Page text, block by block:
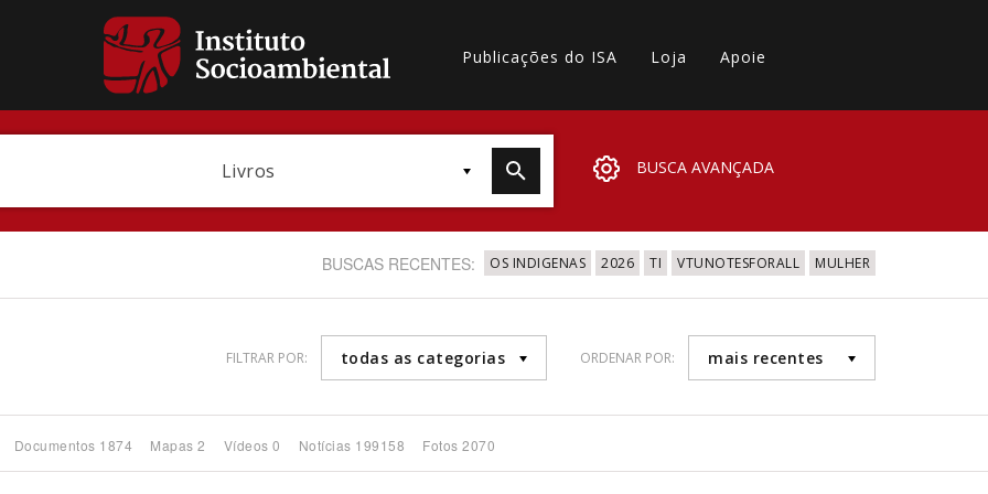
Publicações do ISA Loja Apoie
Livros BUSCA AVANÇADA
BUSCAS RECENTES: OS INDIGENAS 2026 TI VTUNOTESFORALL MULHER
FILTRAR POR: todas as categorias ORDENAR POR: mais recentes
Documentos 1874 Mapas 2 Vídeos 0 Notícias 199158 Fotos 2070